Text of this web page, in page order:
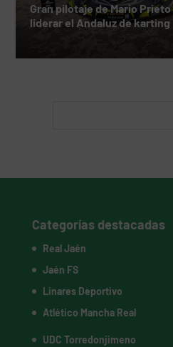
Gran pilotaje de Mario
liderar el Andaluz de karting
Categorías destacadas
Real Jaén
Jaén FS
Linares Deportivo
Atlético Mancha Real
UDC Torredonjimeno